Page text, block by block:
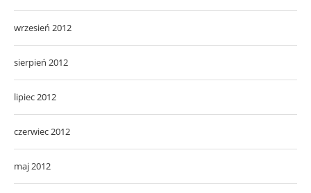
wrzesień 2012
sierpień 2012
lipiec 2012
czerwiec 2012
maj 2012